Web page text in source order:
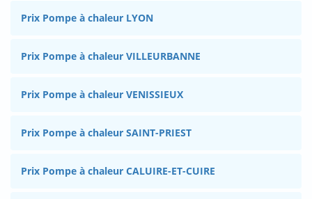
Prix Pompe à chaleur LYON
Prix Pompe à chaleur VILLEURBANNE
Prix Pompe à chaleur VENISSIEUX
Prix Pompe à chaleur SAINT-PRIEST
Prix Pompe à chaleur CALUIRE-ET-CUIRE